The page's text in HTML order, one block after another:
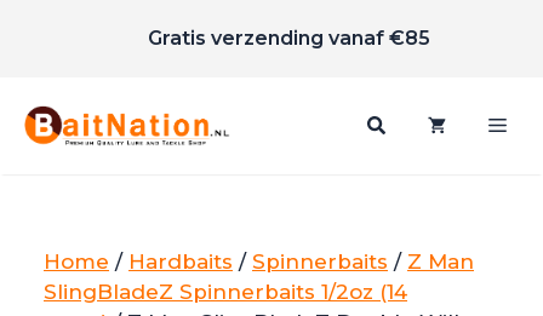
inhoud
Gratis verzending vanaf €85
Home / Hardbaits / Spinnerbaits / Z Man
SlingBladeZ Spinnerbaits 1/2oz (14